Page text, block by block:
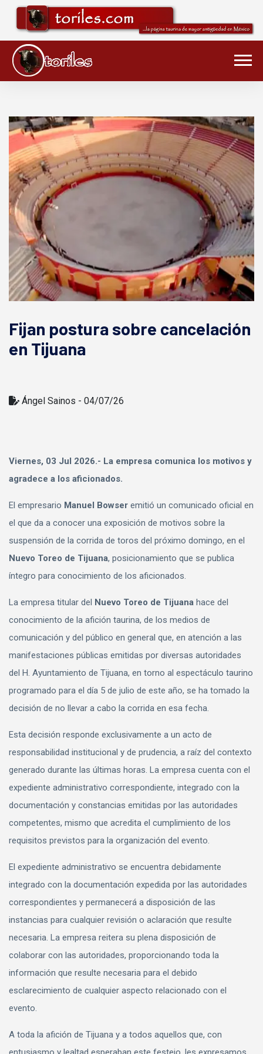
Fijan postura sobre cancelación
en Tijuana
Ángel Sainos - 04/07/26
Viernes, 03 Jul 2026.- La empresa comunica los motivos y
agradece a los aficionados.
El empresario Manuel Bowser emitió un comunicado oficial en
el que da a conocer una exposición de motivos sobre la
suspensión de la corrida de toros del próximo domingo, en el
Nuevo Toreo de Tijuana, posicionamiento que se publica
íntegro para conocimiento de los aficionados.
La empresa titular del Nuevo Toreo de Tijuana hace del
conocimiento de la afición taurina, de los medios de
comunicación y del público en general que, en atención a las
manifestaciones públicas emitidas por diversas autoridades
del H. Ayuntamiento de Tijuana, en torno al espectáculo taurino
programado para el día 5 de julio de este año, se ha tomado la
decisión de no llevar a cabo la corrida en esa fecha.
Esta decisión responde exclusivamente a un acto de
responsabilidad institucional y de prudencia, a raíz del contexto
generado durante las últimas horas. La empresa cuenta con el
expediente administrativo correspondiente, integrado con la
documentación y constancias emitidas por las autoridades
competentes, mismo que acredita el cumplimiento de los
requisitos previstos para la organización del evento.
El expediente administrativo se encuentra debidamente
integrado con la documentación expedida por las autoridades
correspondientes y permanecerá a disposición de las
instancias para cualquier revisión o aclaración que resulte
necesaria. La empresa reitera su plena disposición de
colaborar con las autoridades, proporcionando toda la
información que resulte necesaria para el debido
esclarecimiento de cualquier aspecto relacionado con el
evento.
A toda la afición de Tijuana y a todos aquellos que, con